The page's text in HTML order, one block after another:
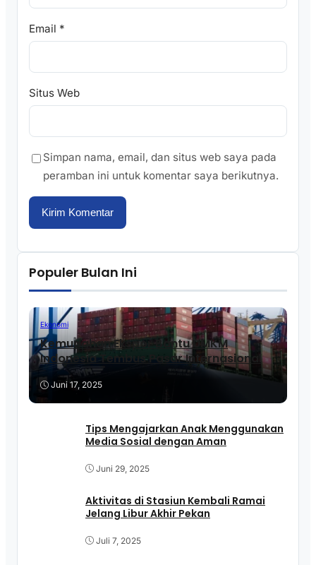
Email *
Situs Web
Simpan nama, email, dan situs web saya pada
peramban ini untuk komentar saya berikutnya.
Populer Bulan Ini
Ekonomi
Kemudahan Ekspor Bantu UMKM
Indonesia Tembus Pasar Internasional
Juni 17, 2025
Tips Mengajarkan Anak Menggunakan
Media Sosial dengan Aman
Juni 29, 2025
Aktivitas di Stasiun Kembali Ramai
Jelang Libur Akhir Pekan
Juli 7, 2025